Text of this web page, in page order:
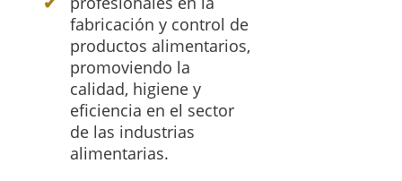
fabricación y control de
productos alimentarios,
promoviendo la
calidad, higiene y
eficiencia en el sector
de las industrias
alimentarias.